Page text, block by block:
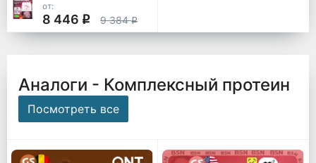
от:
8 446 q 9 384q
Аналоги - Комплексный протеин
Посмотреть все